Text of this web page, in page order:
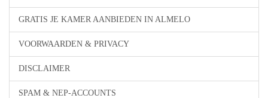
GRATIS JE KAMER AANBIEDEN IN ALMELO
VOORWAARDEN & PRIVACY
DISCLAIMER
SPAM & NEP-ACCOUNTS